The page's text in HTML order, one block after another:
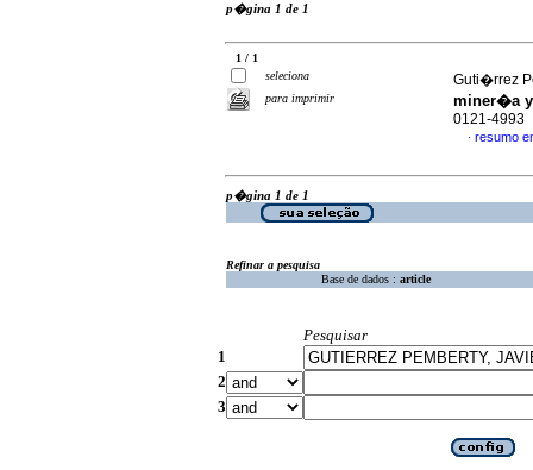
p�gina 1 de 1
1 / 1
seleciona
para imprimir
Guti�rrez
miner�a
0121-4993
· resumo
p�gina 1 de 1
Refinar a pesquisa
Base de dados : article
Pesquisar
1
2
3